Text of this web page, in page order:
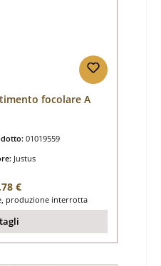
focolare A
01019559
Justus
normale:
€
produzione interrotta